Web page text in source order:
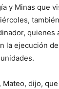
y Minas que
quienes
la ejecución
dijo,